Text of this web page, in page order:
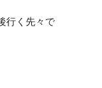
行く先々で